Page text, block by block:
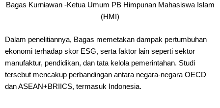
Bagas Kurniawan -Ketua Umum PB Himpunan Mahasiswa Islam
(HMI)
Dalam penelitiannya, Bagas memetakan dampak pertumbuhan
ekonomi terhadap skor ESG, serta faktor lain seperti sektor
manufaktur, pendidikan, dan tata kelola pemerintahan. Studi
tersebut mencakup perbandingan antara negara-negara OECD
dan ASEAN+BRIICS, termasuk Indonesia.